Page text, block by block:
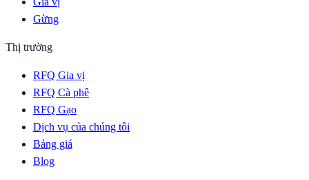
Gừng
Thị trường
RFQ Gia vị
RFQ Cà phê
RFQ Gạo
Dịch vụ của chúng tôi
Bảng giá
Blog